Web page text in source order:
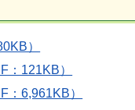
）
：121KB）
：6,961KB）